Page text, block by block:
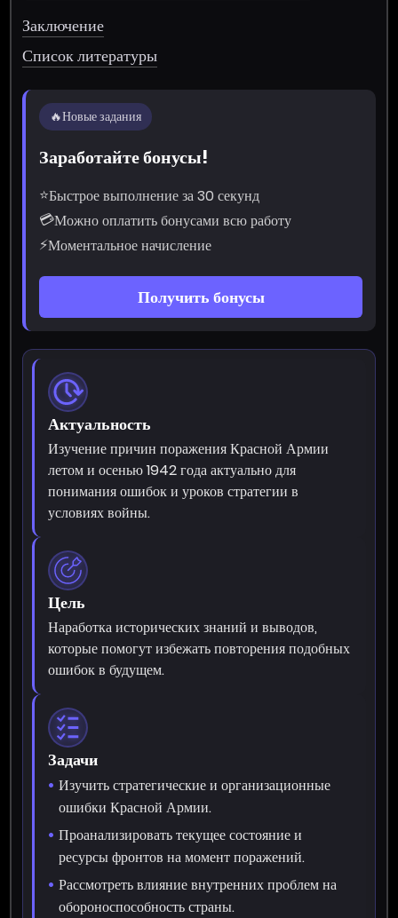
Заключение
Список литературы
🔥Новые задания
Заработайте бонусы!
⭐Быстрое выполнение за 30 секунд
💳Можно оплатить бонусами всю работу
⚡Моментальное начисление
Получить бонусы
Актуальность
Изучение причин поражения Красной Армии
летом и осенью 1942 года актуально для
понимания ошибок и уроков стратегии в
условиях войны.
Цель
Наработка исторических знаний и выводов,
которые помогут избежать повторения подобных
ошибок в будущем.
Задачи
Изучить стратегические и организационные
ошибки Красной Армии.
Проанализировать текущее состояние и
ресурсы фронтов на момент поражений.
Рассмотреть влияние внутренних проблем на
обороноспособность страны.